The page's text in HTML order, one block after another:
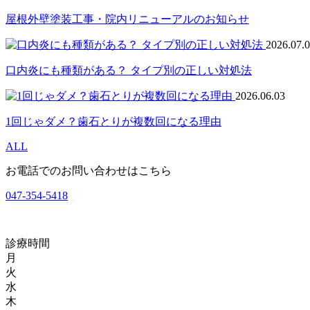
屋根外壁塗装工事・院内リニューアルのお知らせ
口内炎にも種類がある？ タイプ別の正しい対処法
2026.06.03
1回じゃダメ？歯石とりが複数回になる理由
ALL
お電話でのお問い合わせはこちら
047-354-5418
診療時間
月
火
水
木